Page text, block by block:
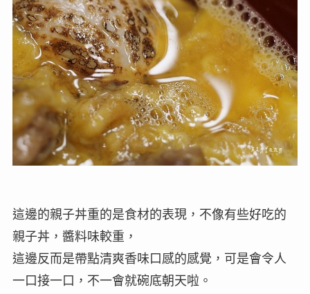
這邊的親子丼重的是食材的表現，不像有些好吃的
親子丼，醬料味較重，
這邊反而是帶點清爽香味口感的感覺，可是會令人
一口接一口，不一會就碗底朝天啦。